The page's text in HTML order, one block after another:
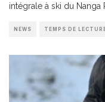
intégrale à ski du Nanga
NEWS TEMPS DE